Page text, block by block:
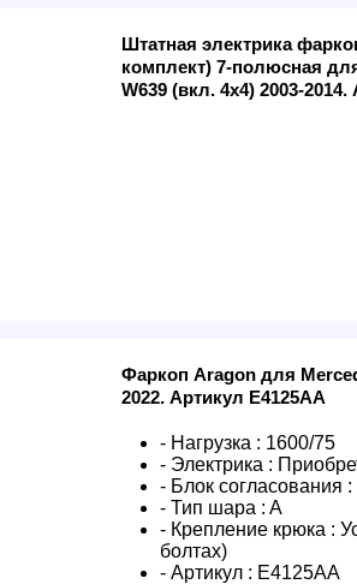
Штатная электрика
комплект) 7-полюсная
W639 (вкл. 4х4) 2003-2014.
Фаркоп Aragon для
2022. Артикул E4125AA
- Нагрузка : 1600/75
- Электрика :
- Блок согласования :
- Тип шара : A
- Крепление крюка :
болтах)
- Артикул : E4125AA